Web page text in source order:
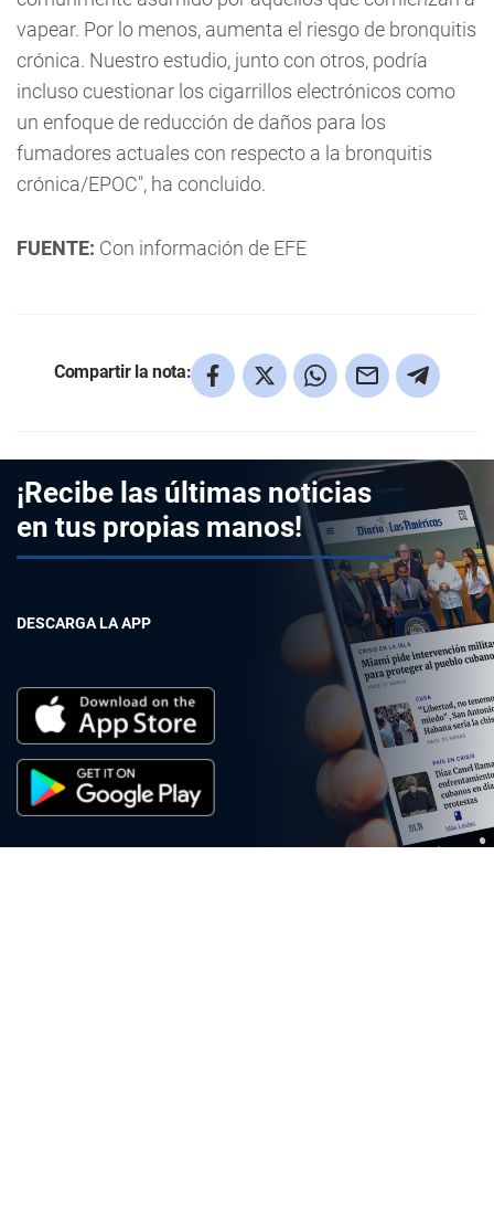
vapear. Por lo menos, aumenta el riesgo de bronquitis
crónica. Nuestro estudio, junto con otros, podría
incluso cuestionar los cigarrillos electrónicos como
un enfoque de reducción de daños para los
fumadores actuales con respecto a la bronquitis
crónica/EPOC", ha concluido.
FUENTE: Con información de EFE
Compartir la nota:
¡Recibe las últimas noticias
en tus propias manos!
DESCARGA LA APP